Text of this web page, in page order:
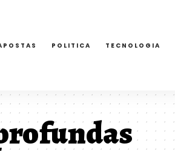
POLITICA TECNOLOGIA